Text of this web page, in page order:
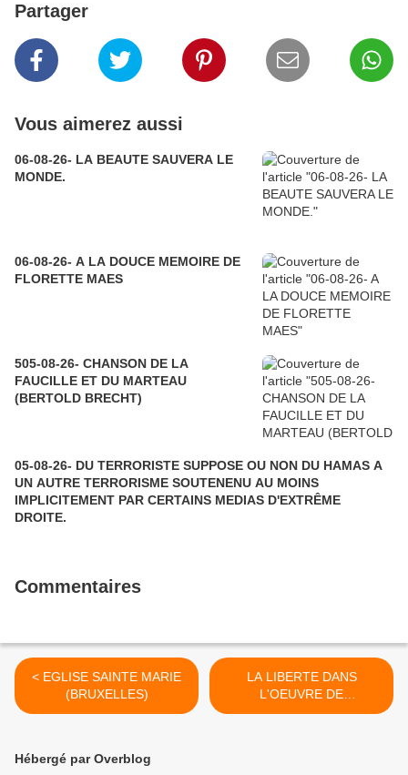
Partager
Vous aimerez aussi
06-08-26- LA BEAUTE SAUVERA LE
MONDE.
06-08-26- A LA DOUCE MEMOIRE DE
FLORETTE MAES
505-08-26- CHANSON DE LA
FAUCILLE ET DU MARTEAU
(BERTOLD BRECHT)
05-08-26- DU TERRORISTE SUPPOSE OU NON DU HAMAS A
UN AUTRE TERRORISME SOUTENENU AU MOINS
IMPLICITEMENT PAR CERTAINS MEDIAS D'EXTRÊME
DROITE.
Commentaires
< EGLISE SAINTE MARIE
(BRUXELLES)
LA LIBERTE DANS
L'OEUVRE DE
DOSTOÏEVSKI : ÊTRE
Hébergé par Overblog